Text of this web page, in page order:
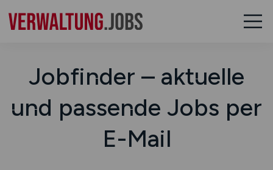
Jobfinder – aktuelle
und passende Jobs per
E-Mail